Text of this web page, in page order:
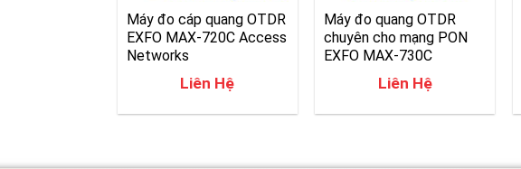
Máy đo cáp quang OTDR
EXFO MAX-720C Access
Networks
Liên Hệ
Máy đo quang OTDR
chuyên cho mạng PON
EXFO MAX-730C
Liên Hệ